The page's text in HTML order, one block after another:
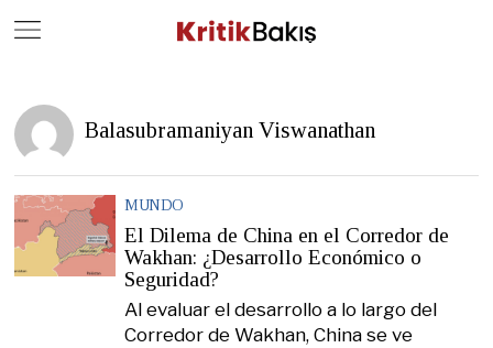
Balasubramaniyan Viswanathan
MUNDO
El Dilema de China en el Corredor de
Wakhan: ¿Desarrollo Económico o
Seguridad?
Al evaluar el desarrollo a lo largo del
Corredor de Wakhan, China se ve